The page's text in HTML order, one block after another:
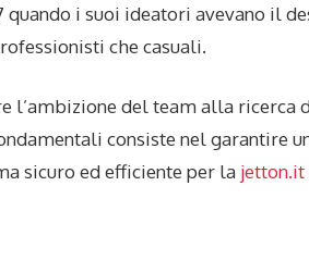
quando i suoi ideatori avevano il
che casuali.
l’ambizione del team alla ricerca
consiste nel garantire
sicuro ed efficiente per la jetton.it